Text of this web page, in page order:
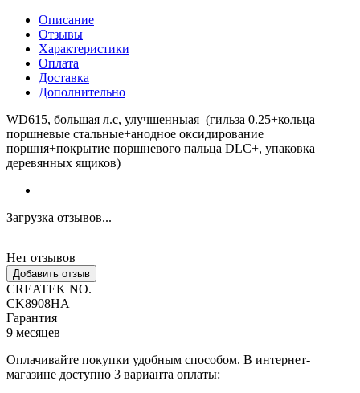
Описание
Отзывы
Характеристики
Оплата
Доставка
Дополнительно
WD615, большая л.с, улучшенныая (гильза 0.25+кольца
поршневые стальные+анодное оксидирование
поршня+покрытие поршневого пальца DLC+, упаковка
деревянных ящиков)
Загрузка отзывов...
Нет отзывов
Добавить отзыв
CREATEK NO.
CK8908HA
Гарантия
9 месяцев
Оплачивайте покупки удобным способом. В интернет-
магазине доступно 3 варианта оплаты: